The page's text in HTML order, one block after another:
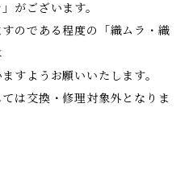
がございます。
のである程度の「織ムラ・織
すようお願いいたします。
は交換・修理対象外となりま